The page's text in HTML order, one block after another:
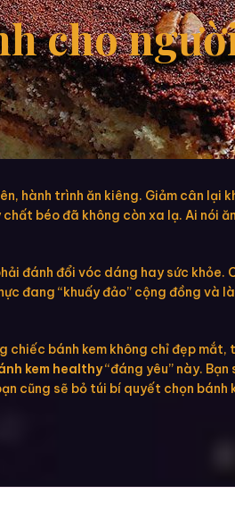
cho
hành trình ăn kiêng. Giảm cân lại
béo đã không còn xa lạ. Ai nói
đánh đổi vóc dáng hay sức khỏe.
đang “khuấy đảo” cộng đồng và
bánh kem không chỉ đẹp mắt,
kem healthy“đáng yêu” này.
cũng sẽ bỏ túi bí quyết chọn bánh